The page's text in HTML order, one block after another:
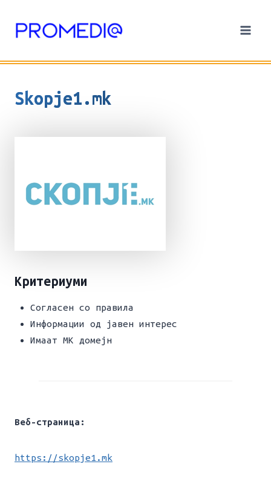
content
Skopje1.mk
Критериуми
Согласен со правила
Информации од јавен интерес
Имаат МК домејн
Веб-страница:
https://skopje1.mk